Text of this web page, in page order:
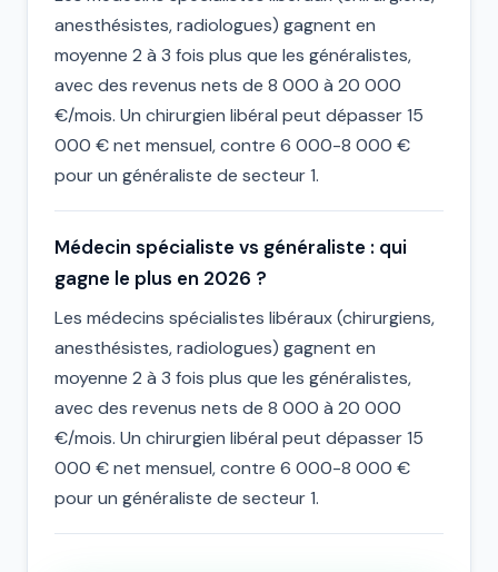
anesthésistes, radiologues) gagnent en
moyenne 2 à 3 fois plus que les généralistes,
avec des revenus nets de 8 000 à 20 000
€/mois. Un chirurgien libéral peut dépasser 15
000 € net mensuel, contre 6 000-8 000 €
pour un généraliste de secteur 1.
Médecin spécialiste vs généraliste : qui
gagne le plus en 2026 ?
Les médecins spécialistes libéraux (chirurgiens,
anesthésistes, radiologues) gagnent en
moyenne 2 à 3 fois plus que les généralistes,
avec des revenus nets de 8 000 à 20 000
€/mois. Un chirurgien libéral peut dépasser 15
000 € net mensuel, contre 6 000-8 000 €
pour un généraliste de secteur 1.